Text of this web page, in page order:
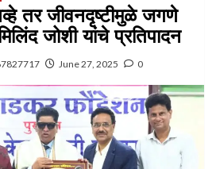
तर जीवनदृष्टीमुळे जगणे
जोशी यांचे प्रतिपादन
June 27, 2025 0